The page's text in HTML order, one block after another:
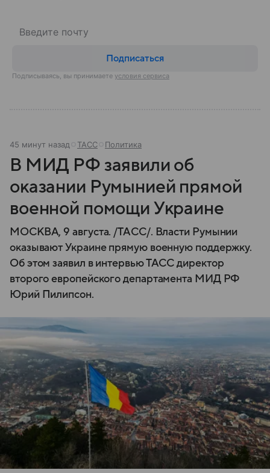
Подписаться
Подписываясь, вы принимаете условия сервиса
45 минут назад ТАСС Политика
В МИД РФ заявили об
оказании Румынией прямой
военной помощи Украине
МОСКВА, 9 августа. /ТАСС/. Власти Румынии
оказывают Украине прямую военную поддержку.
Об этом заявил в интервью ТАСС директор
второго европейского департамента МИД РФ
Юрий Пилипсон.